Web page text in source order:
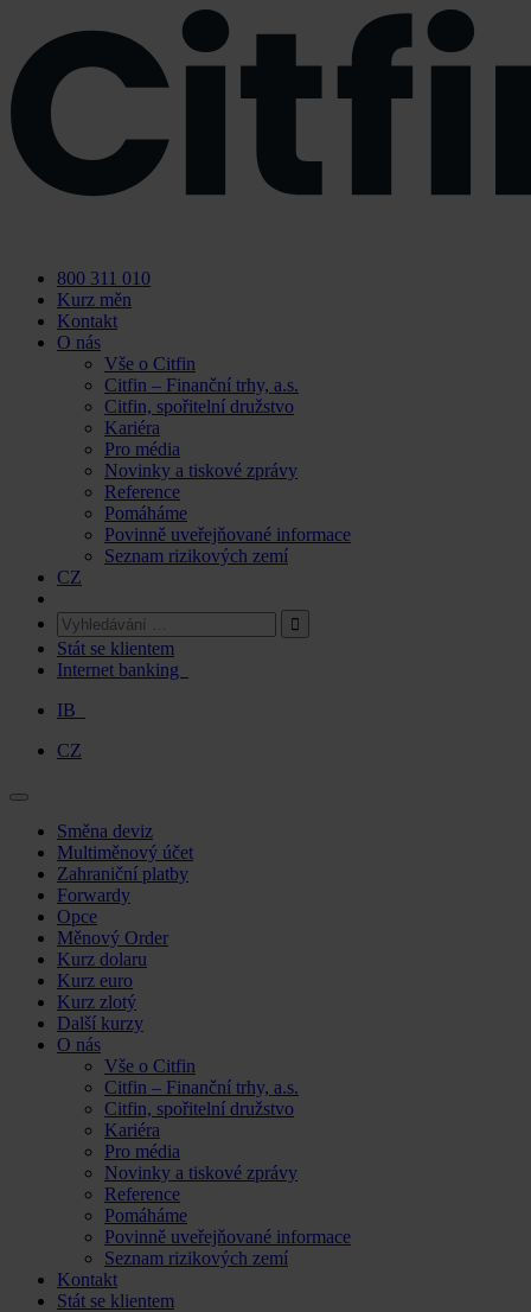
content
800 311 010
Kurz měn
Kontakt
O nás
Vše o Citfin
Citfin – Finanční trhy, a.s.
Citfin, spořitelní družstvo
Kariéra
Pro média
Novinky a tiskové zprávy
Reference
Pomáháme
Povinně uveřejňované informace
Seznam rizikových zemí
CZ
Stát se klientem
Internet banking
IB
CZ
Skip
content
Směna deviz
Multiměnový účet
Zahraniční platby
Forwardy
Opce
Měnový Order
Kurz dolaru
Kurz euro
Kurz zlotý
Další kurzy
O nás
Vše o Citfin
Citfin – Finanční trhy, a.s.
Citfin, spořitelní družstvo
Kariéra
Pro média
Novinky a tiskové zprávy
Reference
Pomáháme
Povinně uveřejňované informace
Seznam rizikových zemí
Kontakt
Stát se klientem